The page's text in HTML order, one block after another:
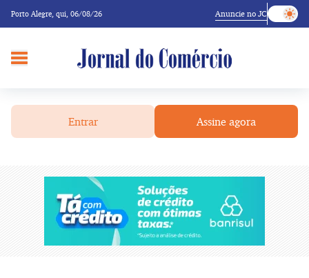
Porto Alegre, qui, 06/08/26 Anuncie no JC
Entrar Assine agora